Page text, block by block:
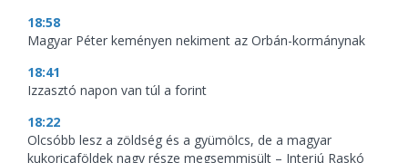
18:58
Magyar Péter keményen nekiment az Orbán-kormánynak
18:41
Izzasztó napon van túl a forint
18:22
Olcsóbb lesz a zöldség és a gyümölcs, de a magyar
kukoricaföldek nagy része megsemmisült – Interjú Raskó